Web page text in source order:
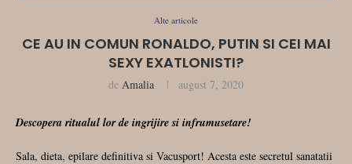
Alte articole
CE AU IN COMUN RONALDO, PUTIN SI CEI MAI
SEXY EXATLONISTI?
de Amalia august 7, 2020
Descopera ritualul lor de ingrijire si infrumusetare!
Sala, dieta, epilare definitiva si Vacusport! Acesta este secretul sanatatii